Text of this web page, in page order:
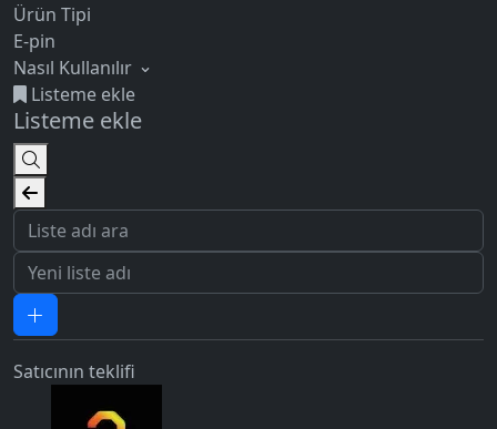
Ürün Tipi
E-pin
Nasıl Kullanılır
Listeme ekle
Listeme ekle
Satıcının teklifi